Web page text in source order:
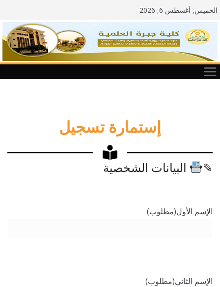
الخميس, أغسطس 6, 2026
إستمارة تسجيل
✎ البيانات الشخصية
الإسم الأول(مطلوب)
الإسم الثاني(مطلوب)